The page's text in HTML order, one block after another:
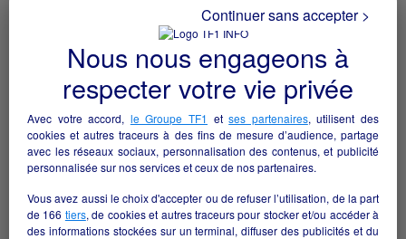
Une opportunité rare pour donner une
Nous nous engageons à
respecter votre vie privée
Avec votre accord, le Groupe TF1 etses partenaires, utilisent des
cookies et autres traceurs à des fins de mesure d’audience, partage
avec les réseaux sociaux, personnalisation des contenus, et publicité
personnalisée sur nos services et ceux de nos partenaires.
Vous avez aussi le choix d'accepter ou de refuser l’utilisation, de la part
de 166 tiers, de cookies et autres traceurs pour stocker et/ou accéder à
des informations stockées sur un terminal, diffuser des publicités et du
Continuer sans accepter >